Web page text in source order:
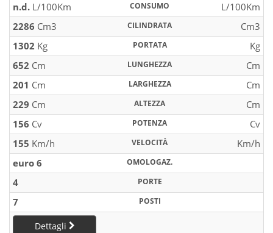
n.d. L/100Km CONSUMO
L/100Km
2286 Cm3 CILINDRATA
Cm3
1302 Kg PORTATA
Kg
652 Cm LUNGHEZZA
Cm
201 Cm LARGHEZZA
Cm
229 Cm ALTEZZA
Cm
156 Cv POTENZA
Cv
155 Km/h VELOCITÀ
Km/h
euro 6
OMOLOGAZ.
4 PORTE
7 POSTI
Dettagli